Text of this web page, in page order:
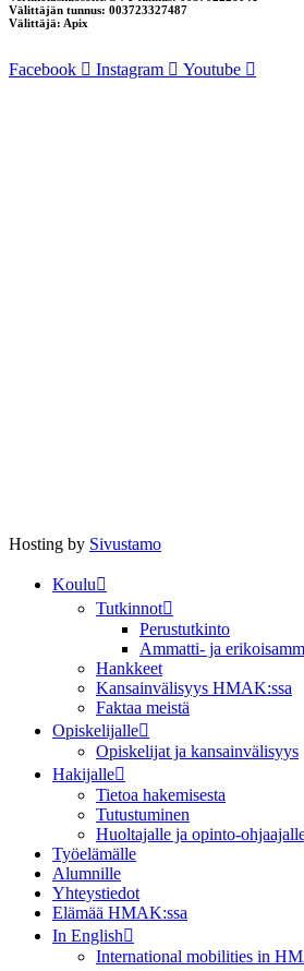
Välittäjän tunnus: 003723327487
Välittäjä: Apix
Facebook Instagram Youtube
Hosting by Sivustamo
Koulu
Tutkinnot
Perustutkinto
Ammatti- ja
Hankkeet
Kansainvälisyys HMAK:ssa
Faktaa meistä
Opiskelijalle
Opiskelijat ja kansainvälisyys
Hakijalle
Tietoa hakemisesta
Tutustuminen
Huoltajalle ja opinto-
Työelämälle
Alumnille
Yhteystiedot
Elämää HMAK:ssa
In English
International mobilities in